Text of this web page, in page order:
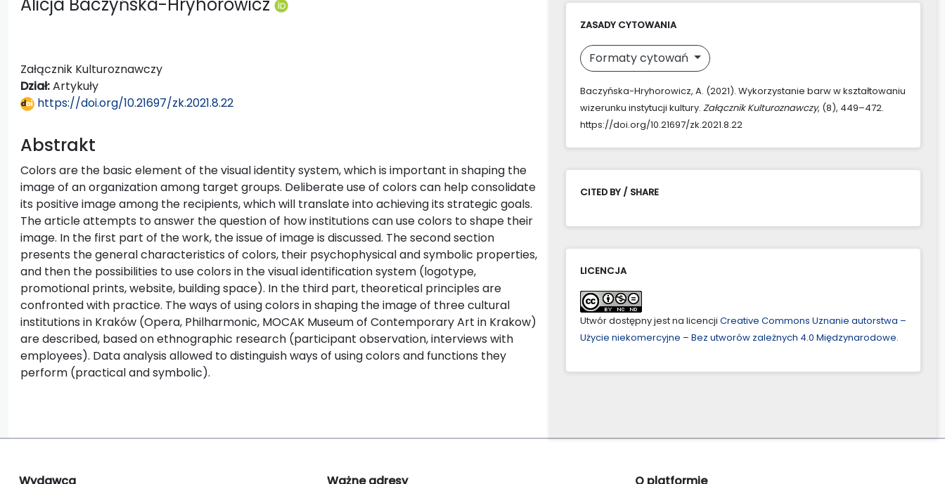
Załącznik Kulturoznawczy
Dział:Artykuły
https://doi.org/10.21697/zk.2021.8.22
Abstrakt
Colors are the basic element of the visual identity system, which is important in shaping the
image of an organization among target groups. Deliberate use of colors can help consolidate
its positive image among the recipients, which will translate into achieving its strategic goals.
The article attempts to answer the question of how institutions can use colors to shape their
image. In the first part of the work, the issue of image is discussed. The second section
presents the general characteristics of colors, their psychophysical and symbolic properties,
and then the possibilities to use colors in the visual identification system (logotype,
promotional prints, website, building space). In the third part, theoretical principles are
confronted with practice. The ways of using colors in shaping the image of three cultural
institutions in Kraków (Opera, Philharmonic, MOCAK Museum of Contemporary Art in Krakow)
are described, based on ethnographic research (participant observation, interviews with
employees). Data analysis allowed to distinguish ways of using colors and functions they
perform (practical and symbolic).
ZASADY CYTOWANIA
Formaty cytowań
Baczyńska-Hryhorowicz, A. (2021). Wykorzystanie barw w kształtowaniu
wizerunku instytucji kultury. Załącznik Kulturoznawczy, (8), 449–472.
https://doi.org/10.21697/zk.2021.8.22
CITED BY / SHARE
LICENCJA
Utwór dostępny jest na licencji Creative Commons Uznanie autorstwa –
Użycie niekomercyjne – Bez utworów zależnych 4.0 Międzynarodowe.